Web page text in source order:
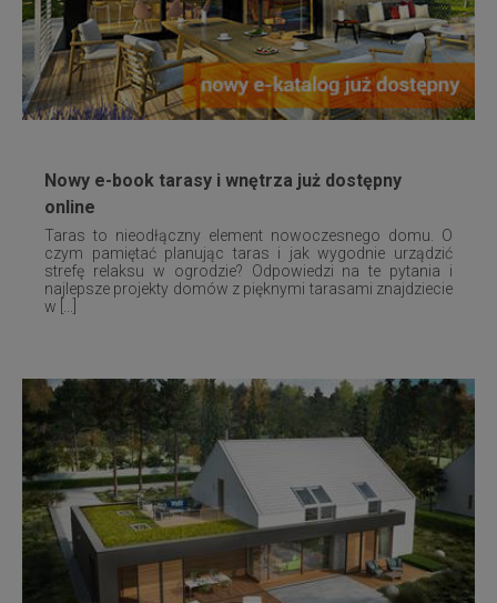
Nowy e-book tarasy i wnętrza już dostępny
online
Taras to nieodłączny element nowoczesnego domu. O
czym pamiętać planując taras i jak wygodnie urządzić
strefę relaksu w ogrodzie? Odpowiedzi na te pytania i
najlepsze projekty domów z pięknymi tarasami znajdziecie
w [...]